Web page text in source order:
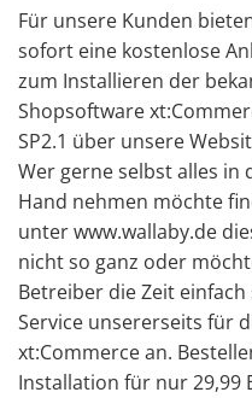
Für unsere Kunden
sofort eine kostenlose
zum Installieren der
Shopsoftware
SP2.1 über unsere
Wer gerne selbst alles in
Hand nehmen möchte
unter www.wallaby.de
nicht so ganz oder
Betreiber die Zeit
Service unsererseits für
xt:Commerce an.
Installation für nur 29,99